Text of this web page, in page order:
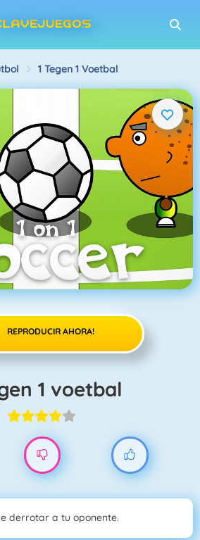
1 Tegen 1 Voetbal
REPRODUCIR AHORA!
1 voetbal
derrotar a tu oponente.